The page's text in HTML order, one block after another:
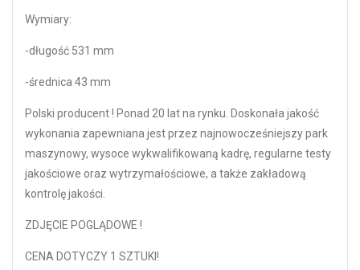
Wymiary:
-długość 531 mm
-średnica 43 mm
Polski producent ! Ponad 20 lat na rynku. Doskonała jakość
wykonania zapewniana jest przez najnowocześniejszy park
maszynowy, wysoce wykwalifikowaną kadrę, regularne testy
jakościowe oraz wytrzymałościowe, a także zakładową
kontrolę jakości.
ZDJĘCIE POGLĄDOWE !
CENA DOTYCZY 1 SZTUKI!